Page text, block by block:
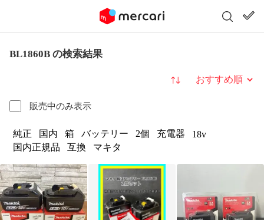
BL1860B の検索結果
販売中のみ表示
並び替え
純正 国内 箱 バッテリー 2個 充電器
18v
国内正規品
互換 マキタ